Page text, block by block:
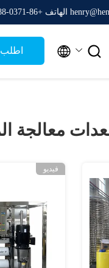
الهاتف +86-0371-65161688
 
معالجة
فيديو